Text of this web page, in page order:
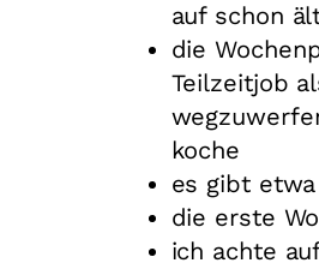
auf schon
die
Teilzeitjob
koche
es gibt
die erste
ich achte